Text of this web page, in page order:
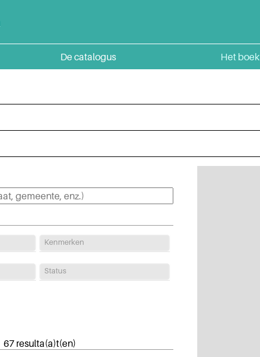
De catalogus Het boek
Kenmerken
Status
67 resulta(a)t(en)